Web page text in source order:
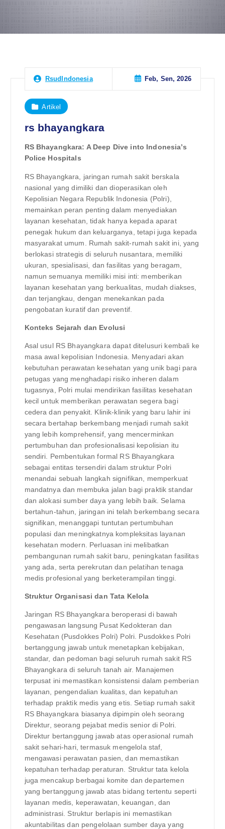
RsudIndonesia Feb, Sen, 2026
Artikel
rs bhayangkara
RS Bhayangkara: A Deep Dive into Indonesia’s
Police Hospitals
RS Bhayangkara, jaringan rumah sakit berskala
nasional yang dimiliki dan dioperasikan oleh
Kepolisian Negara Republik Indonesia (Polri),
memainkan peran penting dalam menyediakan
layanan kesehatan, tidak hanya kepada aparat
penegak hukum dan keluarganya, tetapi juga kepada
masyarakat umum. Rumah sakit-rumah sakit ini, yang
berlokasi strategis di seluruh nusantara, memiliki
ukuran, spesialisasi, dan fasilitas yang beragam,
namun semuanya memiliki misi inti: memberikan
layanan kesehatan yang berkualitas, mudah diakses,
dan terjangkau, dengan menekankan pada
pengobatan kuratif dan preventif.
Konteks Sejarah dan Evolusi
Asal usul RS Bhayangkara dapat ditelusuri kembali ke
masa awal kepolisian Indonesia. Menyadari akan
kebutuhan perawatan kesehatan yang unik bagi para
petugas yang menghadapi risiko inheren dalam
tugasnya, Polri mulai mendirikan fasilitas kesehatan
kecil untuk memberikan perawatan segera bagi
cedera dan penyakit. Klinik-klinik yang baru lahir ini
secara bertahap berkembang menjadi rumah sakit
yang lebih komprehensif, yang mencerminkan
pertumbuhan dan profesionalisasi kepolisian itu
sendiri. Pembentukan formal RS Bhayangkara
sebagai entitas tersendiri dalam struktur Polri
menandai sebuah langkah signifikan, memperkuat
mandatnya dan membuka jalan bagi praktik standar
dan alokasi sumber daya yang lebih baik. Selama
bertahun-tahun, jaringan ini telah berkembang secara
signifikan, menanggapi tuntutan pertumbuhan
populasi dan meningkatnya kompleksitas layanan
kesehatan modern. Perluasan ini melibatkan
pembangunan rumah sakit baru, peningkatan fasilitas
yang ada, serta perekrutan dan pelatihan tenaga
medis profesional yang berketerampilan tinggi.
Struktur Organisasi dan Tata Kelola
Jaringan RS Bhayangkara beroperasi di bawah
pengawasan langsung Pusat Kedokteran dan
Kesehatan (Pusdokkes Polri) Polri. Pusdokkes Polri
bertanggung jawab untuk menetapkan kebijakan,
standar, dan pedoman bagi seluruh rumah sakit RS
Bhayangkara di seluruh tanah air. Manajemen
terpusat ini memastikan konsistensi dalam pemberian
layanan, pengendalian kualitas, dan kepatuhan
terhadap praktik medis yang etis. Setiap rumah sakit
RS Bhayangkara biasanya dipimpin oleh seorang
Direktur, seorang pejabat medis senior di Polri.
Direktur bertanggung jawab atas operasional rumah
sakit sehari-hari, termasuk mengelola staf,
mengawasi perawatan pasien, dan memastikan
kepatuhan terhadap peraturan. Struktur tata kelola
juga mencakup berbagai komite dan departemen
yang bertanggung jawab atas bidang tertentu seperti
layanan medis, keperawatan, keuangan, dan
administrasi. Struktur berlapis ini memastikan
akuntabilitas dan pengelolaan sumber daya yang